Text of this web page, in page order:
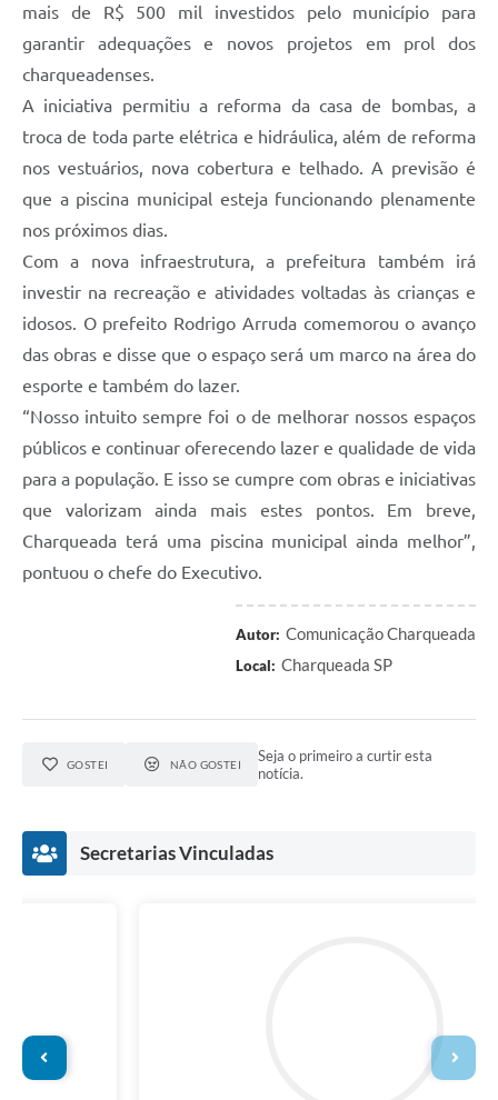
mais de R$ 500 mil investidos pelo município para
garantir adequações e novos projetos em prol dos
charqueadenses.
A iniciativa permitiu a reforma da casa de bombas, a
troca de toda parte elétrica e hidráulica, além de reforma
nos vestuários, nova cobertura e telhado. A previsão é
que a piscina municipal esteja funcionando plenamente
nos próximos dias.
Com a nova infraestrutura, a prefeitura também irá
investir na recreação e atividades voltadas às crianças e
idosos. O prefeito Rodrigo Arruda comemorou o avanço
das obras e disse que o espaço será um marco na área do
esporte e também do lazer.
“Nosso intuito sempre foi o de melhorar nossos espaços
públicos e continuar oferecendo lazer e qualidade de vida
para a população. E isso se cumpre com obras e iniciativas
que valorizam ainda mais estes pontos. Em breve,
Charqueada terá uma piscina municipal ainda melhor”,
pontuou o chefe do Executivo.
Autor: Comunicação Charqueada
Local: Charqueada SP
GOSTEI NÃO GOSTEI
Seja o primeiro a curtir esta
notícia.
Secretarias Vinculadas